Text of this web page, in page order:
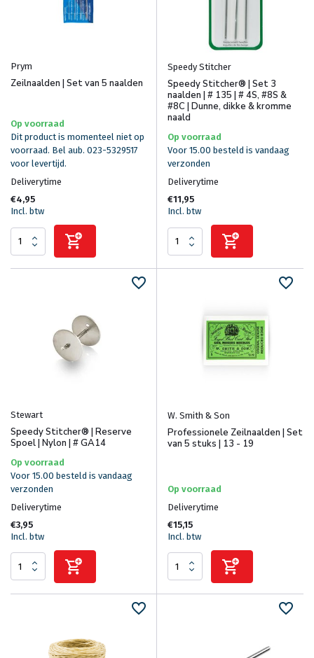
Prym
Zeilnaalden | Set van 5 naalden
Op voorraad
Dit product is momenteel niet op
voorraad. Bel aub. 023-5329517
voor levertijd.
Deliverytime
€4,95
Incl. btw
Speedy Stitcher
Speedy Stitcher® | Set 3
naalden | # 135 | # 4S, #8S &
#8C | Dunne, dikke & kromme
naald
Op voorraad
Voor 15.00 besteld is vandaag
verzonden
Deliverytime
€11,95
Incl. btw
Stewart
Speedy Stitcher® | Reserve
Spoel | Nylon | # GA14
Op voorraad
Voor 15.00 besteld is vandaag
verzonden
Deliverytime
€3,95
Incl. btw
W. Smith & Son
Professionele Zeilnaalden | Set
van 5 stuks | 13 - 19
Op voorraad
Deliverytime
€15,15
Incl. btw